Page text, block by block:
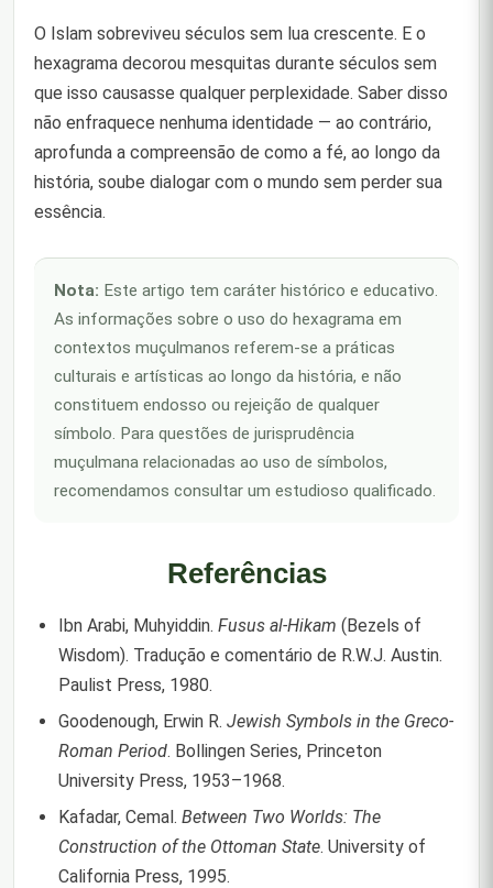
O Islam sobreviveu séculos sem lua crescente. E o
hexagrama decorou mesquitas durante séculos sem
que isso causasse qualquer perplexidade. Saber disso
não enfraquece nenhuma identidade — ao contrário,
aprofunda a compreensão de como a fé, ao longo da
história, soube dialogar com o mundo sem perder sua
essência.
Nota: Este artigo tem caráter histórico e educativo.
As informações sobre o uso do hexagrama em
contextos muçulmanos referem-se a práticas
culturais e artísticas ao longo da história, e não
constituem endosso ou rejeição de qualquer
símbolo. Para questões de jurisprudência
muçulmana relacionadas ao uso de símbolos,
recomendamos consultar um estudioso qualificado.
Referências
Ibn Arabi, Muhyiddin.Fusus al-Hikam (Bezels of
Wisdom). Tradução e comentário de R.W.J. Austin.
Paulist Press, 1980.
Goodenough, Erwin R.Jewish Symbols in the Greco-
Roman Period. Bollingen Series, Princeton
University Press, 1953–1968.
Kafadar, Cemal.Between Two Worlds: The
Construction of the Ottoman State. University of
California Press, 1995.